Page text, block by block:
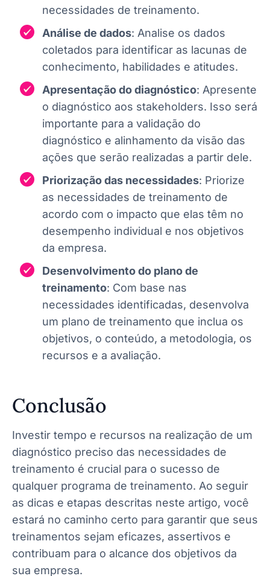
necessidades de treinamento.
Análise de dados: Analise os dados
coletados para identificar as lacunas de
conhecimento, habilidades e atitudes.
Apresentação do diagnóstico: Apresente
o diagnóstico aos stakeholders. Isso será
importante para a validação do
diagnóstico e alinhamento da visão das
ações que serão realizadas a partir dele.
Priorização das necessidades: Priorize
as necessidades de treinamento de
acordo com o impacto que elas têm no
desempenho individual e nos objetivos
da empresa.
Desenvolvimento do plano de
treinamento: Com base nas
necessidades identificadas, desenvolva
um plano de treinamento que inclua os
objetivos, o conteúdo, a metodologia, os
recursos e a avaliação.
Conclusão
Investir tempo e recursos na realização de um
diagnóstico preciso das necessidades de
treinamento é crucial para o sucesso de
qualquer programa de treinamento. Ao seguir
as dicas e etapas descritas neste artigo, você
estará no caminho certo para garantir que seus
treinamentos sejam eficazes, assertivos e
contribuam para o alcance dos objetivos da
sua empresa.